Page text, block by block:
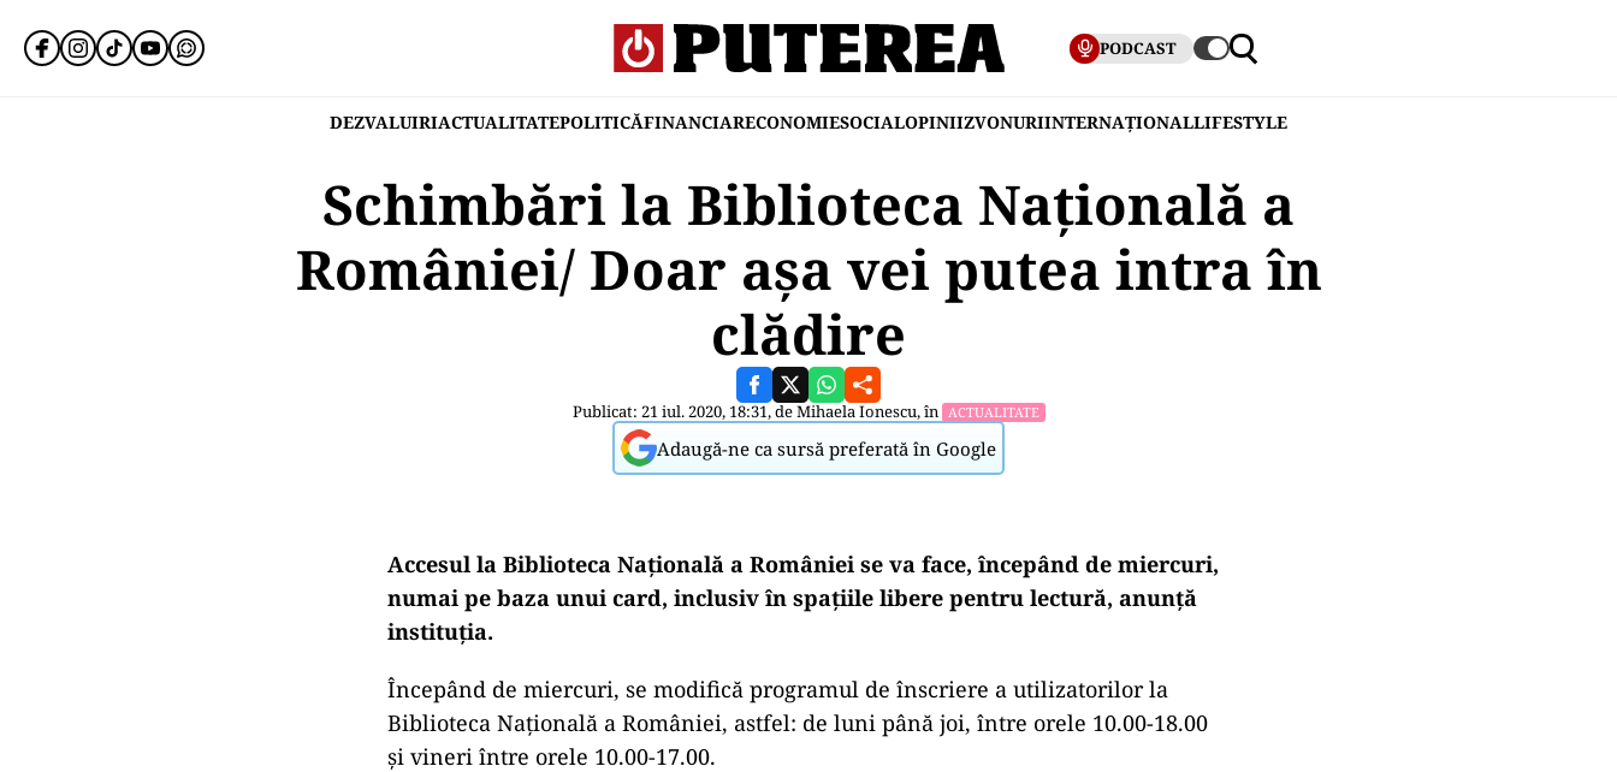
PODCAST
DEZVALUIRIACTUALITATEPOLITICĂFINANCIARECONOMIESOCIALOPINIIZVONURIINTERNAȚIONALLIFESTYLE
Schimbări la Biblioteca Națională a
României/ Doar așa vei putea intra în
clădire
Publicat: 21 iul. 2020, 18:31, deMihaela Ionescu, în ACTUALITATE
Adaugă-ne ca sursă preferată în Google
Accesul la Biblioteca Naţională a României se va face, începând de miercuri,
numai pe baza unui card, inclusiv în spaţiile libere pentru lectură, anunţă
instituţia.
Începând de miercuri, se modifică programul de înscriere a utilizatorilor la
Biblioteca Naţională a României, astfel: de luni până joi, între orele 10.00-18.00
şi vineri între orele 10.00-17.00.